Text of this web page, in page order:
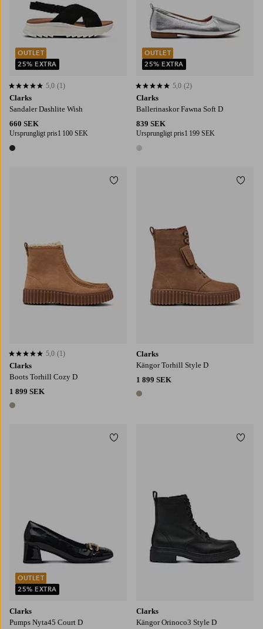
Clarks
Sandaler Dashlite Wish
660 SEK
Ursprungligt pris1 100 SEK
1 färg
5,0 baserat på 1 st betyg
5,0 (1)
OUTLET
25% EXTRA
Clarks
Ballerinaskor Fawna Soft D
839 SEK
Ursprungligt pris1 199 SEK
1 färg
5,0 baserat på 2 st betyg
5,0 (2)
OUTLET
25% EXTRA
Clarks
Boots Torhill Cozy D
1 899 SEK
1 färg
5,0 baserat på 1 st betyg
5,0 (1)
Lägg till i favoriter
Clarks
Kängor Torhill Style D
1 899 SEK
1 färg
Clarks
Pumps Nyta45 Court D
OUTLET
25% EXTRA
Lägg till i favoriter
Clarks
Kängor Orinoco3 Style D